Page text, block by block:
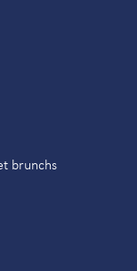
brunchs